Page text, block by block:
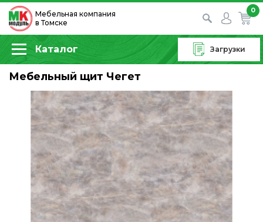
Мебельная компания
в Томске
0
Каталог Загрузки
Мебельный щит Чегет